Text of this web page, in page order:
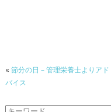
o
o
k
« 節分の日 – 管理栄養士よりアド
バイス